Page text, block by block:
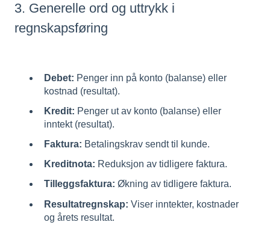
3. Generelle ord og uttrykk i
regnskapsføring
Debet: Penger inn på konto (balanse) eller
kostnad (resultat).
Kredit: Penger ut av konto (balanse) eller
inntekt (resultat).
Faktura: Betalingskrav sendt til kunde.
Kreditnota: Reduksjon av tidligere faktura.
Tilleggsfaktura: Økning av tidligere faktura.
Resultatregnskap: Viser inntekter, kostnader
og årets resultat.